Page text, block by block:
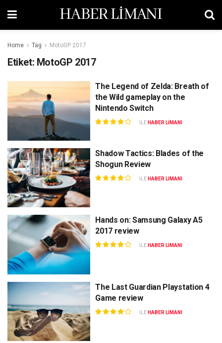
HABER LİMANI
Home Tag MotoGP 2017
Etiket: MotoGP 2017
The Legend of Zelda: Breath of
the Wild gameplay on the
Nintendo Switch
ILE HABER LIMANI
Shadow Tactics: Blades of the
Shogun Review
ILE HABER LIMANI
Hands on: Samsung Galaxy A5
2017 review
ILE HABER LIMANI
The Last Guardian Playstation 4
Game review
ILE HABER LIMANI